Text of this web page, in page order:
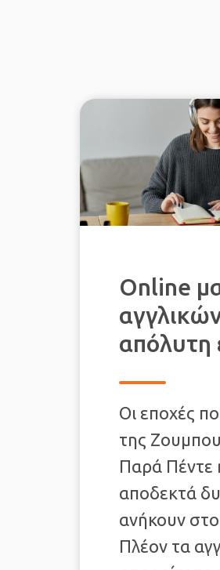
Online
απόλυτη
Οι εποχές
της
Παρά Πέντε
αποδεκτά
ανήκουν
Πλέον τα